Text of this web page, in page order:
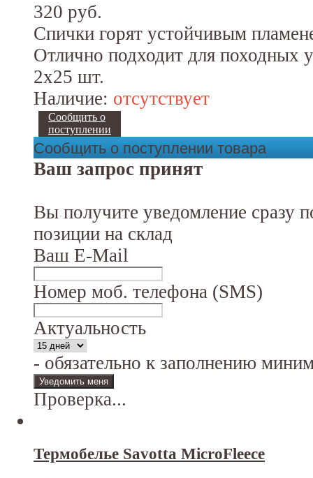
320 руб.
Спички горят устойчивым
Отлично подходит для походных
2х25 шт.
Наличие: отсутствует
Сообщить о
поступлении
Сообщить о поступлении товара
Ваш запрос принят
Вы получите уведомление сразу
позиции на склад
Ваш E-Mail
Номер моб. телефона (SMS)
Актуальность
- обязательно к заполнению
Проверка...
Термобелье Savotta MicroFleece